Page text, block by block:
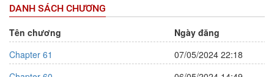
DANH SÁCH CHƯƠNG
Tên chương
Ngày đăng
Chapter 61
07/05/2024 22:18